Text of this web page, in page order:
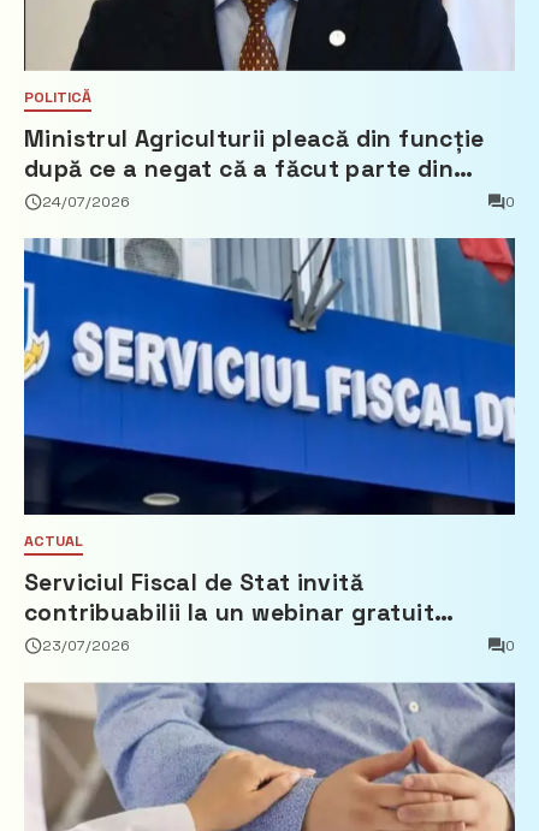
POLITICĂ
Ministrul Agriculturii pleacă din funcție
după ce a negat că a făcut parte din
Partidul Democrat
24/07/2026 0
ACTUAL
Serviciul Fiscal de Stat invită
contribuabilii la un webinar gratuit
privind calculul impozitului pe bunurile
23/07/2026 0